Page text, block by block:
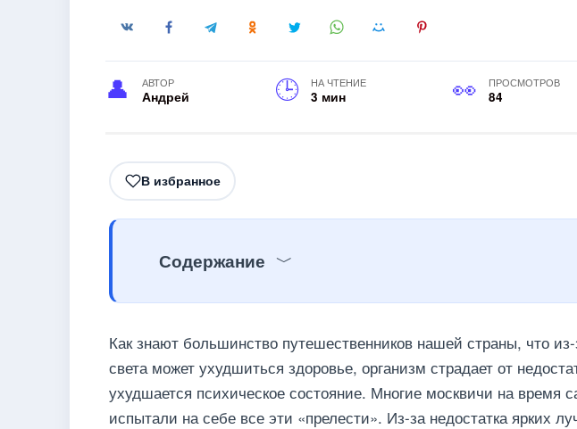
АВТОР
Андрей
НА ЧТЕНИЕ
3 мин
ПРОСМОТРОВ
84
В избранное
Содержание
Как знают большинство путешественников нашей страны, что из-
света может ухудшиться здоровье, организм страдает от
ухудшается психическое состояние. Многие москвичи на время
испытали на себе все эти «прелести». Из-за недостатка ярких